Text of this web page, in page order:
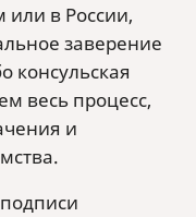
в России,
заверение
консульская
весь процесс,
и